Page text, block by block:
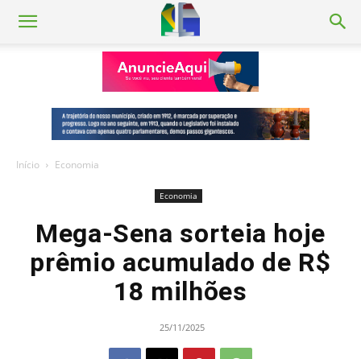
Início Economia
Economia
Mega-Sena sorteia hoje
prêmio acumulado de R$
18 milhões
25/11/2025